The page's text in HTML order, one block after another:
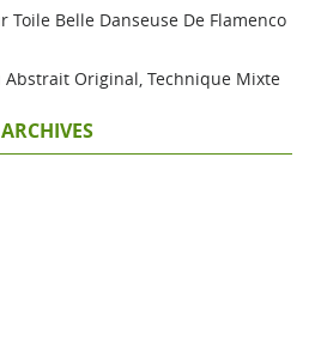
Toile Belle Danseuse De Flamenco
Abstrait Original, Technique Mixte
ARCHIVES